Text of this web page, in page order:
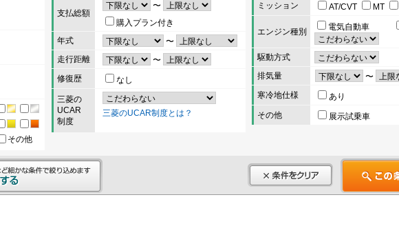
その他
支払総額
〜
購入プラン付き
年式
〜
走行距離
〜
修復歴
なし
三菱の
UCAR
制度
三菱のUCAR制度とは？
ミッション AT/CVT MT
エンジン種別 電気自動車
駆動方式
排気量
〜
寒冷地仕様
あり
その他
展示試乗車